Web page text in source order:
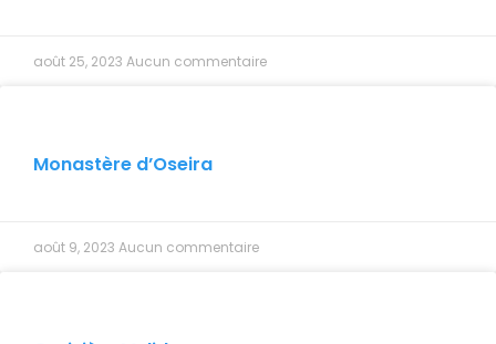
août 25, 2023 Aucun commentaire
Monastère d’Oseira
août 9, 2023 Aucun commentaire